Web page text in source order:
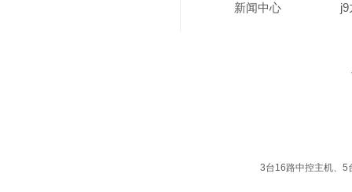
新闻中心
3台16路中控主机、5